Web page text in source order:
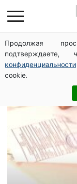
Продолжая
конфиденциальности
cookie.